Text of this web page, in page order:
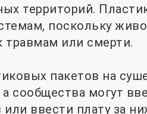
территорий.
поскольку
травмам или смерти.
пакетов на
сообщества могут
ввести плату за